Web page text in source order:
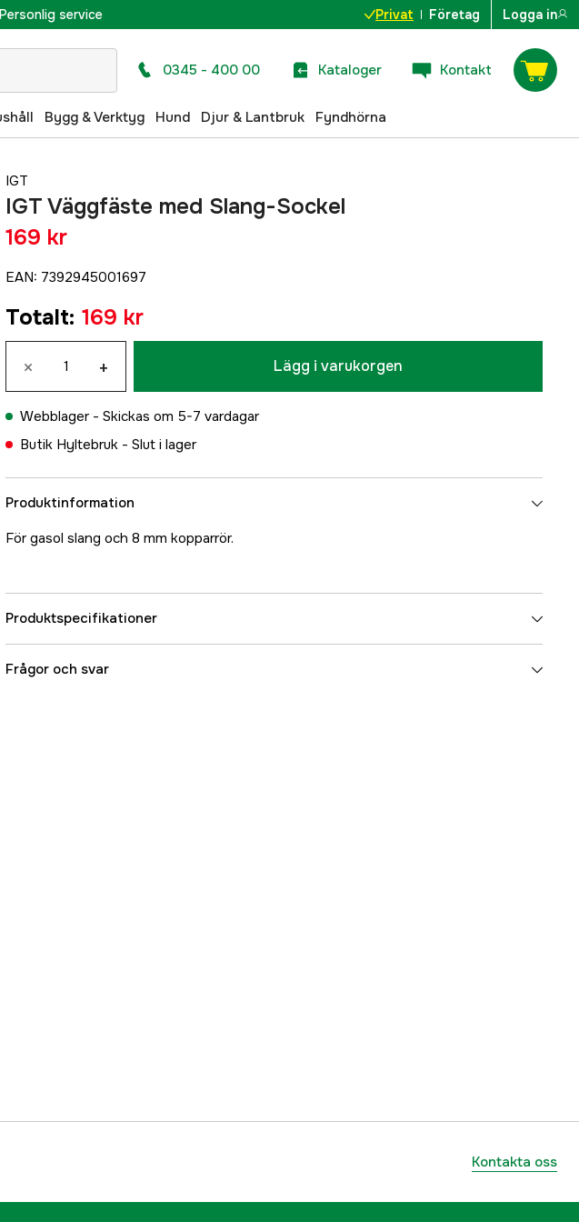
Personlig service Privat Företag Logga in
0345 - 400 00 Kataloger Kontakt
Bygg & Verktyg Hund Djur & Lantbruk Fyndhörna
IGT
IGT Väggfäste med Slang-Sockel
169 kr
EAN: 7392945001697
Totalt: 169 kr
× + Lägg i varukorgen
Webblager - Skickas om 5-7 vardagar
Butik Hyltebruk - Slut i lager
Produktinformation
För gasol slang och 8 mm kopparrör.
Produktspecifikationer
Referensnummer
Frågor och svar
Kontakta oss